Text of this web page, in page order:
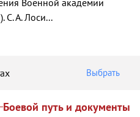
Военной академии
С. А. Лоси...
Выбрать
Боевой путь и документы